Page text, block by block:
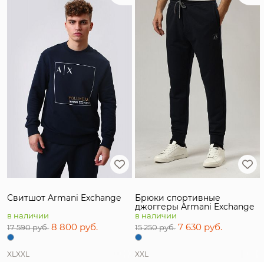
Свитшот Armani Exchange
в наличии
17 590 руб. 8 800 руб.
XLXXL
Брюки спортивные
джоггеры Armani Exchange
в наличии
15 250 руб. 7 630 руб.
XXL